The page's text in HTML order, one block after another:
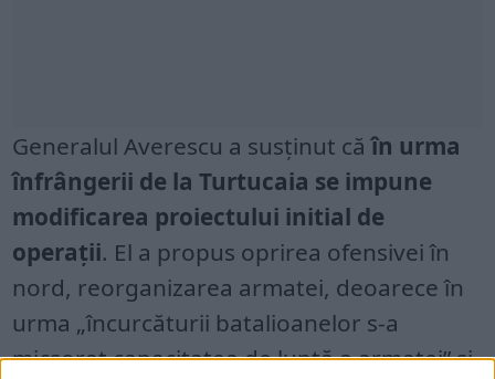
Generalul Averescu a susținut căîn urma
înfrângerii de la Turtucaia se impune
modificarea proiectului initial de
operații. El a propus oprirea ofensivei în
nord, reorganizarea armatei, deoarece în
urma „încurcăturii batalioanelor s-a
micșorat capacitatea de luptă a armatei” și